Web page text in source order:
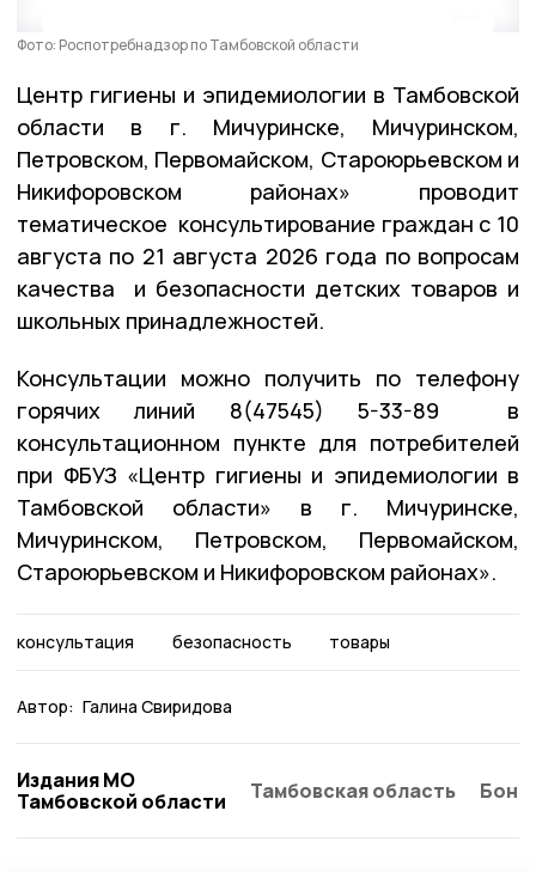
Фото: Роспотребнадзор по Тамбовской области
Центр гигиены и эпидемиологии в Тамбовской
области в г. Мичуринске, Мичуринском,
Петровском, Первомайском, Староюрьевском и
Никифоровском районах» проводит
тематическое консультирование граждан с 10
августа по 21 августа 2026 года по вопросам
качества и безопасности детских товаров и
школьных принадлежностей.
Консультации можно получить по телефону
горячих линий 8(47545) 5-33-89 в
консультационном пункте для потребителей
при ФБУЗ «Центр гигиены и эпидемиологии в
Тамбовской области» в г. Мичуринске,
Мичуринском, Петровском, Первомайском,
Староюрьевском и Никифоровском районах».
консультация безопасность товары
Автор: Галина Свиридова
Издания МО
Тамбовской области
Тамбовская область